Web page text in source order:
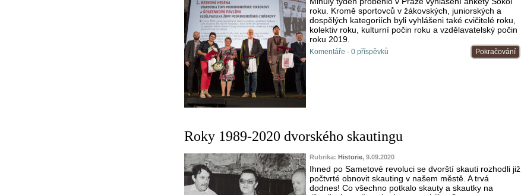
roku. Kromě sportovců v žákovských, juniorských a
dospělých kategoriích byli vyhlášeni také cvičitelé roku,
kolektiv roku, kulturní počin roku a vzdělavatelský počin
roku 2019.
Pokračování
Komentáře - 0 příspěvků
Roky 1989-2020 dvorského skautingu
Rubrika: Historie, 9.09.2020
Ihned po Sametové revoluci se dvorští skauti rozhodli již
počtvrté obnovit skauting v našem městě. A trvá
dodnes! Co všechno potkalo skauty a skautky na